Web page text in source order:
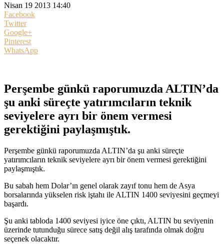
Nisan 19 2013 14:40
Facebook
Twitter
Google+
Pinterest
WhatsApp
Perşembe günkü raporumuzda ALTIN’da
şu anki süreçte yatırımcıların teknik
seviyelere ayrı bir önem vermesi
gerektiğini paylaşmıştık.
Perşembe günkü raporumuzda ALTIN’da şu anki süreçte
yatırımcıların teknik seviyelere ayrı bir önem vermesi gerektiğini
paylaşmıştık.
Bu sabah hem Dolar’ın genel olarak zayıf tonu hem de Asya
borsalarında yükselen risk iştahı ile ALTIN 1400 seviyesini geçmeyi
başardı.
Şu anki tabloda 1400 seviyesi iyice öne çıktı, ALTIN bu seviyenin
üzerinde tutunduğu sürece satış değil alış tarafında olmak doğru
seçenek olacaktır.